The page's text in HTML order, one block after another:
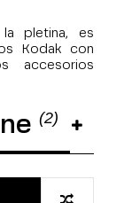
pletina, es
Kodak con
accesorios
(2)